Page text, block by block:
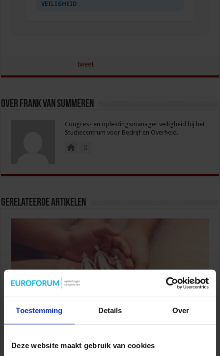
Toestemming Details Over
Deze website maakt gebruik van cookies
VEILIGHEID
tweet
Over Frank van Summeren
Congres- en opleidingsmanager veiligheid bij het
Studiecentrum voor Bedrijf en Overheid.
Gerelateerde Artikelen
bescherming voor kinderen en gezinnen